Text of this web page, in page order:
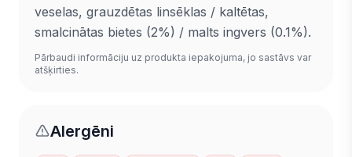
veselas, grauzdētas linsēklas / kaltētas,
smalcinātas bietes (2%) / malts ingvers (0.1%).
Pārbaudi informāciju uz produkta iepakojuma, jo sastāvs var
atšķirties.
Alergēni